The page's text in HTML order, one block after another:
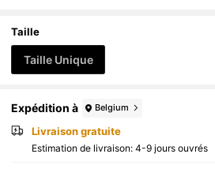
Taille
Taille Unique
Expédition à Belgium
Livraison gratuite
Estimation de livraison: 4-9 jours ouvrés